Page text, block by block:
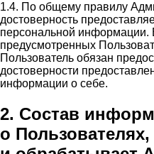
1.4. По общему правилу
достоверность
персональной информации.
предусмотренных
Пользователь обязан
достоверности
информации о себе.
2. Состав
о